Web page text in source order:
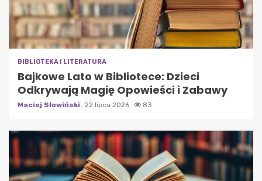
BIBLIOTEKA I LITERATURA
Bajkowe Lato w Bibliotece: Dzieci
Odkrywają Magię Opowieści i Zabawy
Maciej Słowiński 22 lipca 2026 83